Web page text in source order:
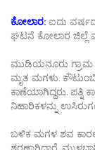
ಕೋಲಾರ: ಐದು
ಘಟನೆ ಕೋಲಾರ ಜಿಲ್ಲೆ
ಮುಡಿಯನೂರು ಗ್ರಾಮ
ಮೃತ ಮಗಳು.
ಕಾಣೆಯಾಗಿದ್ದರು.
ನಿಹಾರಿಕಳನ್ನು
ಬಳಿಕ ಮಗಳ ಶವ